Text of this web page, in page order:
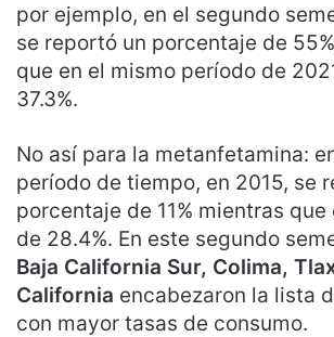
por ejemplo, en el segundo
se reportó un porcentaje de
que en el mismo período de
37.3%.
No así para la metanfetamina:
período de tiempo, en 2015, se
porcentaje de 11% mientras que
de 28.4%. En este segundo
Baja California Sur, Colima,
California encabezaron la lista
con mayor tasas de consumo.